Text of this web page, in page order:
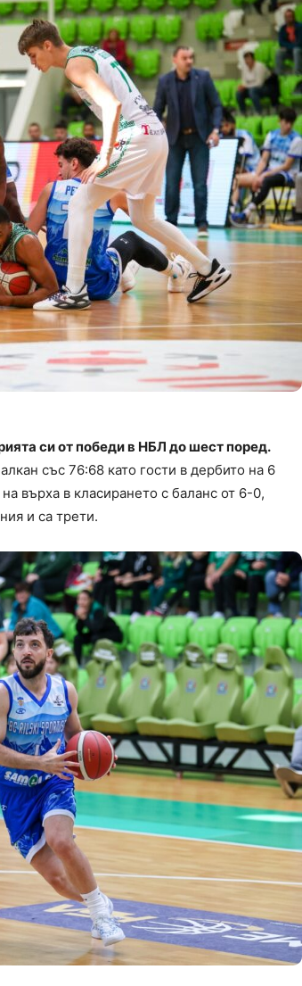
си от победи в НБЛ до шест поред.
със 76:68 като гости в дербито на 6
върха в класирането с баланс от 6-0,
и са трети.